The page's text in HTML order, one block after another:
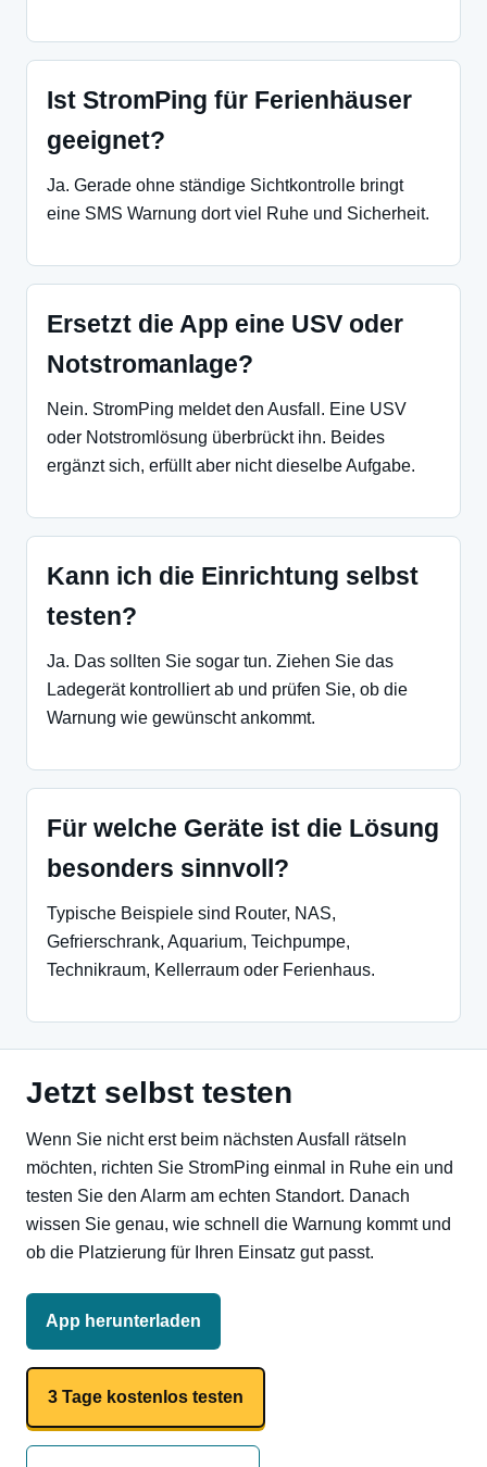
Ist StromPing für Ferienhäuser
geeignet?
Ja. Gerade ohne ständige Sichtkontrolle bringt
eine SMS Warnung dort viel Ruhe und Sicherheit.
Ersetzt die App eine USV oder
Notstromanlage?
Nein. StromPing meldet den Ausfall. Eine USV
oder Notstromlösung überbrückt ihn. Beides
ergänzt sich, erfüllt aber nicht dieselbe Aufgabe.
Kann ich die Einrichtung selbst
testen?
Ja. Das sollten Sie sogar tun. Ziehen Sie das
Ladegerät kontrolliert ab und prüfen Sie, ob die
Warnung wie gewünscht ankommt.
Für welche Geräte ist die Lösung
besonders sinnvoll?
Typische Beispiele sind Router, NAS,
Gefrierschrank, Aquarium, Teichpumpe,
Technikraum, Kellerraum oder Ferienhaus.
Jetzt selbst testen
Wenn Sie nicht erst beim nächsten Ausfall rätseln
möchten, richten Sie StromPing einmal in Ruhe ein und
testen Sie den Alarm am echten Standort. Danach
wissen Sie genau, wie schnell die Warnung kommt und
ob die Platzierung für Ihren Einsatz gut passt.
App herunterladen
3 Tage kostenlos testen